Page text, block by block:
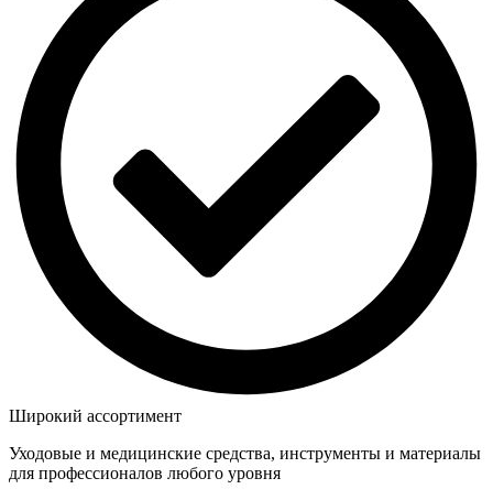
Широкий ассортимент
Уходовые и медицинские средства, инструменты и материалы
для профессионалов любого уровня